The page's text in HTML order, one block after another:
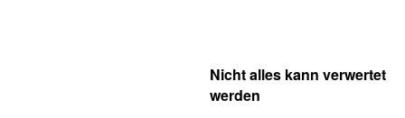
Nicht alles kann verwertet
werden